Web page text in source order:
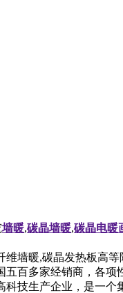
墙暖,碳晶墙暖,碳晶电暖
暖,碳晶发热板高等
百多家经销商，各
技生产企业，是一个